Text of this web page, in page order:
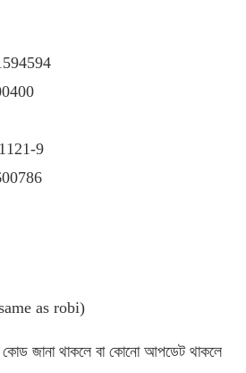
9
as robi)
জানা থাকলে বা কোনো আপডেট থাকলে